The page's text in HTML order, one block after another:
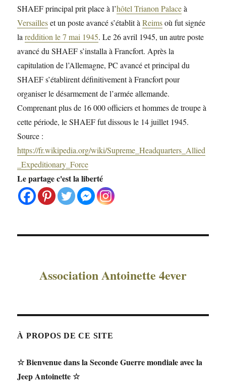
SHAEF principal prit place à l’hôtel Trianon Palaceà
Versailleset un poste avancé s’établit àReimsoù fut signée
lareddition le 7 mai 1945. Le 26 avril 1945, un autre poste
avancé du SHAEF s’installa à Francfort. Après la
capitulation de l’Allemagne, PC avancé et principal du
SHAEF s’établirent définitivement à Francfort pour
organiser le désarmement de l’armée allemande.
Comprenant plus de 16 000 officiers et hommes de troupe à
cette période, le SHAEF fut dissous le 14 juillet 1945.
Source :
https://fr.wikipedia.org/wiki/Supreme_Headquarters_Allied
_Expeditionary_Force
Le partage c'est la liberté
Association Antoinette 4ever
À PROPOS DE CE SITE
☆ Bienvenue dans la Seconde Guerre mondiale avec la
Jeep Antoinette ☆